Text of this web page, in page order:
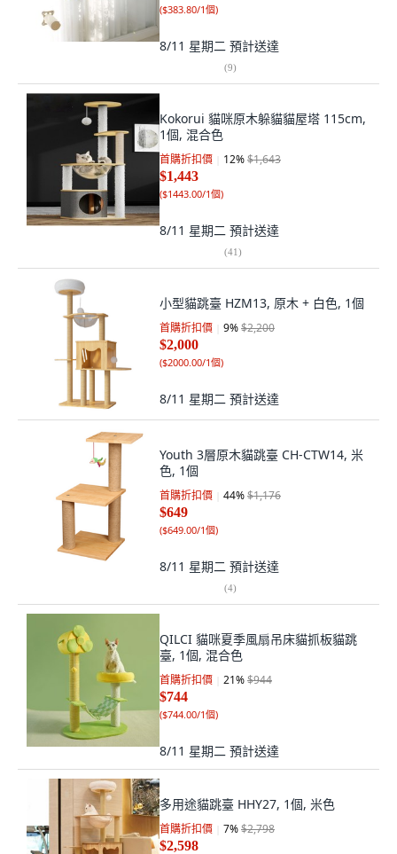
($383.80/1個)
8/11 星期二 預計送達
(9)
Kokorui 貓咪原木躲貓貓屋塔 115cm,
1個, 混合色
首購折扣價 12%$1,643
$1,443
($1443.00/1個)
8/11 星期二 預計送達
(41)
小型貓跳臺 HZM13, 原木 + 白色, 1個
首購折扣價 9%$2,200
$2,000
($2000.00/1個)
8/11 星期二 預計送達
Youth 3層原木貓跳臺 CH-CTW14, 米
色, 1個
首購折扣價 44%$1,176
$649
($649.00/1個)
8/11 星期二 預計送達
(4)
QILCI 貓咪夏季風扇吊床貓抓板貓跳
臺, 1個, 混合色
首購折扣價 21%$944
$744
($744.00/1個)
8/11 星期二 預計送達
多用途貓跳臺 HHY27, 1個, 米色
首購折扣價 7%$2,798
$2,598